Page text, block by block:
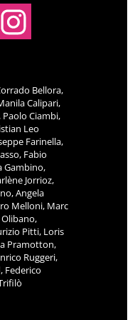
Bellora,
Calipari,
Paolo Ciambi,
Leo
Farinella,
Fabio
Gambino,
Jorrioz,
Angela
Melloni, Marc
Pitti, Loris
Pramotton,
Ruggeri,
Federico